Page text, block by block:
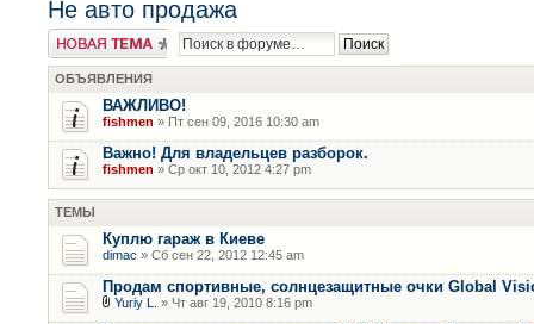
Не авто продажа
Новая тема
ОБЪЯВЛЕНИЯ
ВАЖЛИВО!
fishmen » Пт сен 09, 2016 10:30 am
Важно! Для владельцев разборок.
fishmen » Ср окт 10, 2012 4:27 pm
ТЕМЫ
Куплю гараж в Киеве
dimac » Сб сен 22, 2012 12:45 am
Продам спортивные, солнцезащитные очки Global
Yuriy L. » Чт авг 19, 2010 8:16 pm